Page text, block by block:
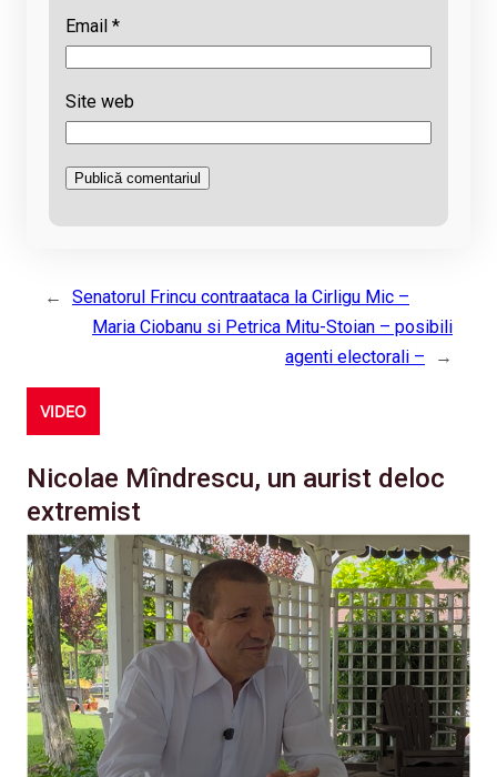
Email *
Site web
←
Senatorul Frincu contraataca la Cirligu Mic –
Maria Ciobanu si Petrica Mitu-Stoian – posibili
agenti electorali –
→
VIDEO
Nicolae Mîndrescu, un aurist deloc
extremist